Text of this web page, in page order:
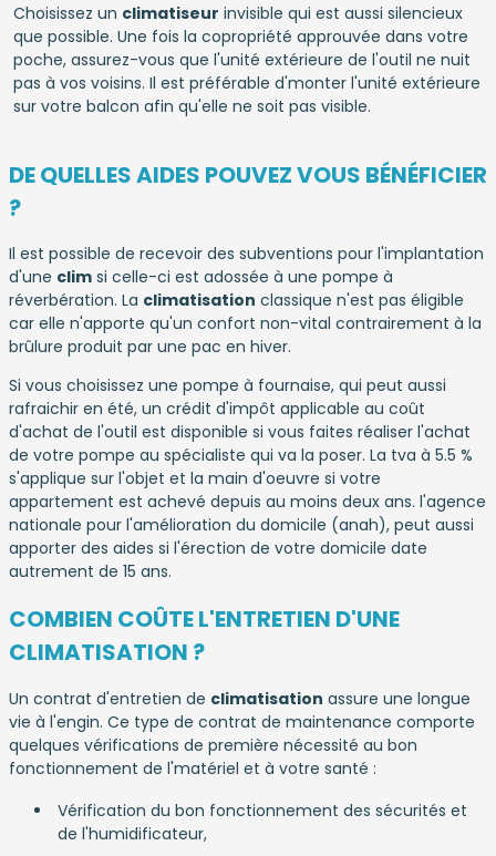
Choisissez un climatiseur invisible qui est aussi silencieux
que possible. Une fois la copropriété approuvée dans votre
poche, assurez-vous que l'unité extérieure de l'outil ne nuit
pas à vos voisins. Il est préférable d'monter l'unité extérieure
sur votre balcon afin qu'elle ne soit pas visible.
DE QUELLES AIDES POUVEZ VOUS BÉNÉFICIER
?
Il est possible de recevoir des subventions pour l'implantation
d'une clim si celle-ci est adossée à une pompe à
réverbération. La climatisation classique n'est pas éligible
car elle n'apporte qu'un confort non-vital contrairement à la
brûlure produit par une pac en hiver.
Si vous choisissez une pompe à fournaise, qui peut aussi
rafraichir en été, un crédit d'impôt applicable au coût
d'achat de l'outil est disponible si vous faites réaliser l'achat
de votre pompe au spécialiste qui va la poser. La tva à 5.5 %
s'applique sur l'objet et la main d'oeuvre si votre
appartement est achevé depuis au moins deux ans. l'agence
nationale pour l'amélioration du domicile (anah), peut aussi
apporter des aides si l'érection de votre domicile date
autrement de 15 ans.
COMBIEN COÛTE L'ENTRETIEN D'UNE
CLIMATISATION ?
Un contrat d'entretien de climatisation assure une longue
vie à l'engin. Ce type de contrat de maintenance comporte
quelques vérifications de première nécessité au bon
fonctionnement de l'matériel et à votre santé :
Vérification du bon fonctionnement des sécurités et
de l'humidificateur,